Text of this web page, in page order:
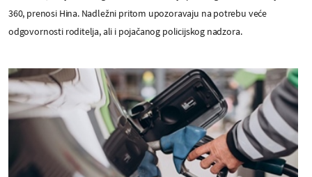
360, prenosi Hina. Nadležni pritom upozoravaju na potrebu veće
odgovornosti roditelja, ali i pojačanog policijskog nadzora.